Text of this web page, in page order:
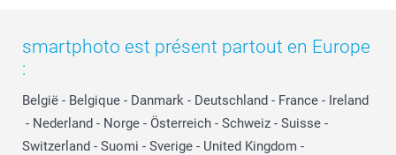
smartphoto est présent partout en Europe
:
België - Belgique - Danmark - Deutschland - France - Ireland
- Nederland - Norge - Österreich - Schweiz - Suisse -
Switzerland - Suomi - Sverige - United Kingdom -